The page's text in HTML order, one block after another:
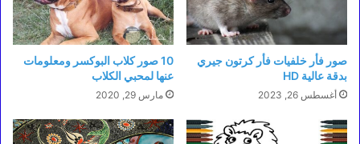
صور فأر خلفيات فأر كرتون جيري
بدقة عالية HD
أغسطس 26, 2023
10 صور كلاب البوكسر ومعلومات
عنها لمحبي الكلاب
مارس 29, 2020